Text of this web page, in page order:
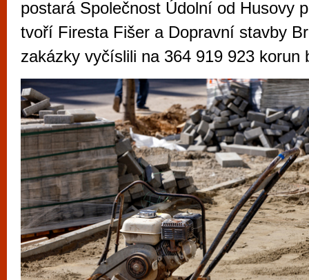
postará Společnost Údolní od Husovy
tvoří Firesta Fišer a Dopravní stavby
zakázky vyčíslili na 364 919 923 korun
Mimo jiné je ale také místem, kde si
vyzkoušet různé kasinové hry. V
metropoli naleznete širokou nabídku her
po moderní automaty jak pro pravidelné
příležitostné hráče. V...